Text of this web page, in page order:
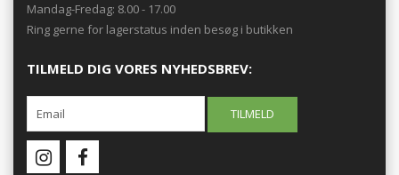
Mandag-Fredag: 8.00 - 17.00
Ring gerne for lagerstatus inden besøg i butikken
TILMELD DIG VORES NYHEDSBREV: